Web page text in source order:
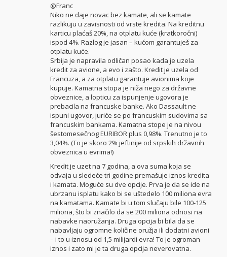
@Franc
Niko ne daje novac bez kamate, ali se kamate
razlikuju u zavisnosti od vrste kredita. Na kreditnu
karticu plaćaš 20%, na otplatu kuće (kratkoročni)
ispod 4%. Razlog je jasan – kućom garantuješ za
otplatu kuće.
Srbija je napravila odličan posao kada je uzela
kredit za avione, a evo i zašto. Kredit je uzela od
Francuza, a za otplatu garantuje avionima koje
kupuje. Kamatna stopa je niža nego za državne
obveznice, a lopticu za ispunjenje ugovora je
prebacila na francuske banke. Ako Dassault ne
ispuni ugovor, juriće se po francuskim sudovima sa
francuskim bankama. Kamatna stope je na nivou
šestomesečnog EURIBOR plus 0,98%. Trenutno je to
3,04%. (To je skoro 2% jeftinije od srpskih državnih
obveznica u evrima!)
Kredit je uzet na 7 godina, a ova suma koja se
odvaja u sledeće tri godine premašuje iznos kredita
i kamata. Moguće su dve opcije. Prva je da se ide na
ubrzanu isplatu kako bi se uštedelo 100 miliona evra
na kamatama. Kamate bi u tom slučaju bile 100-125
miliona, što bi značilo da se 200 miliona odnosi na
nabavke naoružanja. Druga opcija bi bila da se
nabavljaju ogromne količine oružja ili dodatni avioni
– i to u iznosu od 1,5 milijardi evra! To je ogroman
iznos i zato mi je ta druga opcija neverovatna.